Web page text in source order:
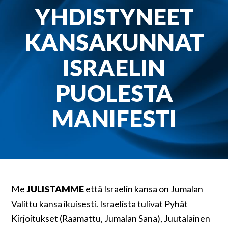
YHDISTYNEET
KANSAKUNNAT
ISRAELIN
PUOLESTA
MANIFESTI
MeJULISTAMMEettä Israelin kansa on Jumalan
Valittu kansa ikuisesti. Israelista tulivat Pyhät
Kirjoitukset (Raamattu, Jumalan Sana), Juutalainen